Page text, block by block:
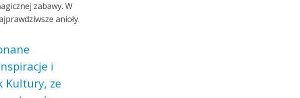
zabawy. W
anioły.
i
Kultury, ze